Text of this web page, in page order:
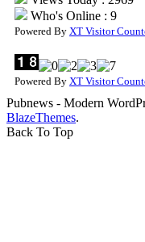
Who's Online : 9
Powered By XT Visitor
Powered By XT Visitor
Pubnews - Modern
BlazeThemes.
Back To Top